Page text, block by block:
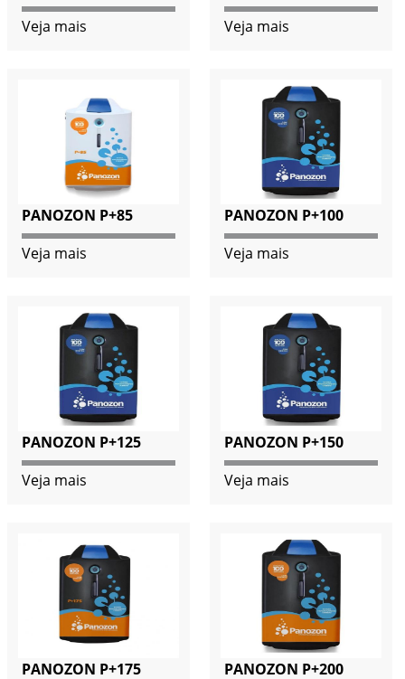
Veja mais
Veja mais
PANOZON P+85
Veja mais
PANOZON P+100
Veja mais
PANOZON P+125
Veja mais
PANOZON P+150
Veja mais
PANOZON P+175 PANOZON P+200